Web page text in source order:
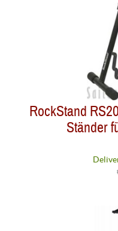
RockStand
Ständer